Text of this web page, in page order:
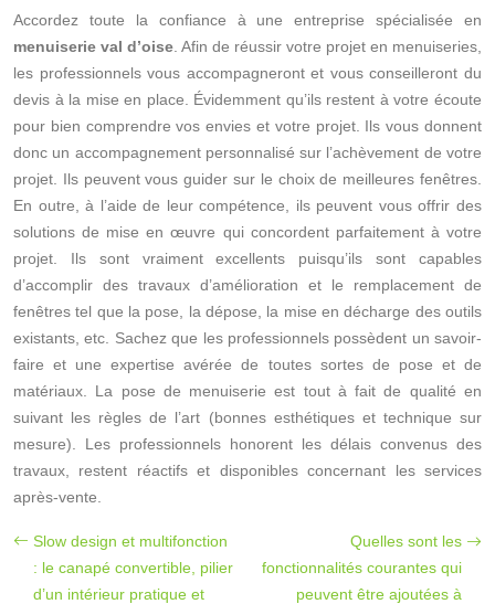
Accordez toute la confiance à une entreprise spécialisée en
menuiserie val d’oise . Afin de réussir votre projet en menuiseries,
les professionnels vous accompagneront et vous conseilleront du
devis à la mise en place. Évidemment qu’ils restent à votre écoute
pour bien comprendre vos envies et votre projet. Ils vous donnent
donc un accompagnement personnalisé sur l’achèvement de votre
projet. Ils peuvent vous guider sur le choix de meilleures fenêtres.
En outre, à l’aide de leur compétence, ils peuvent vous offrir des
solutions de mise en œuvre qui concordent parfaitement à votre
projet. Ils sont vraiment excellents puisqu’ils sont capables
d’accomplir des travaux d’amélioration et le remplacement de
fenêtres tel que la pose, la dépose, la mise en décharge des outils
existants, etc. Sachez que les professionnels possèdent un savoir-
faire et une expertise avérée de toutes sortes de pose et de
matériaux. La pose de menuiserie est tout à fait de qualité en
suivant les règles de l’art (bonnes esthétiques et technique sur
mesure). Les professionnels honorent les délais convenus des
travaux, restent réactifs et disponibles concernant les services
après-vente.
Slow design et multifonction
: le canapé convertible, pilier
d’un intérieur pratique et
Quelles sont les
fonctionnalités courantes qui
peuvent être ajoutées à